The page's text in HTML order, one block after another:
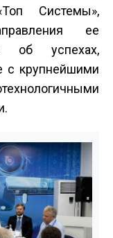
Системы»,
ее
об успехах,
с крупнейшими